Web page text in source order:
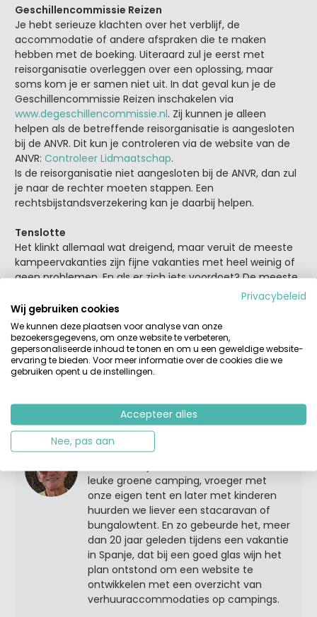
Geschillencommissie Reizen
Je hebt serieuze klachten over het verblijf, de
accommodatie of andere afspraken die te maken
hebben met de boeking. Uiteraard zul je eerst met
reisorganisatie overleggen over een oplossing, maar
soms kom je er samen niet uit. In dat geval kun je de
Geschillencommissie Reizen inschakelen via
www.degeschillencommissie.nl. Zij kunnen je alleen
helpen als de betreffende reisorganisatie is aangesloten
bij de ANVR. Dit kun je controleren via de website van de
ANVR: Controleer Lidmaatschap.
Is de reisorganisatie niet aangesloten bij de ANVR, dan zul
je naar de rechter moeten stappen. Een
rechtsbijstandsverzekering kan je daarbij helpen.
Tenslotte
Het klinkt allemaal wat dreigend, maar veruit de meeste
kampeervakanties zijn fijne vakanties met heel weinig of
geen problemen. En als er zich iets voordoet? De meeste
kampeervakantie-organisaties zijn erg oplossingsgericht,
de grote ook al dankzij het lidmaatschap van de ANVR en
deelname aan SGR, en de kleinere ook door de
persoonlijke inzet en aandacht. Het enige wat echt niet te
verhelpen is, is soms het weer...
Over Ruud
leuke groene camping, vroeger met
onze eigen tent en later met kinderen
huurden we liever een stacaravan of
bungalowtent. En zo gebeurde het, meer
dan 20 jaar geleden tijdens een vakantie
in Spanje, dat bij een goed glas wijn het
plan ontstond om een website te
ontwikkelen met een overzicht van
verhuuraccommodaties op campings.
Privacybeleid
Wij gebruiken cookies
We kunnen deze plaatsen voor analyse van onze
bezoekersgegevens, om onze website te verbeteren,
gepersonaliseerde inhoud te tonen en om u een geweldige website-
ervaring te bieden. Voor meer informatie over de cookies die we
gebruiken opent u de instellingen.
Accepteer alles
Nee, pas aan